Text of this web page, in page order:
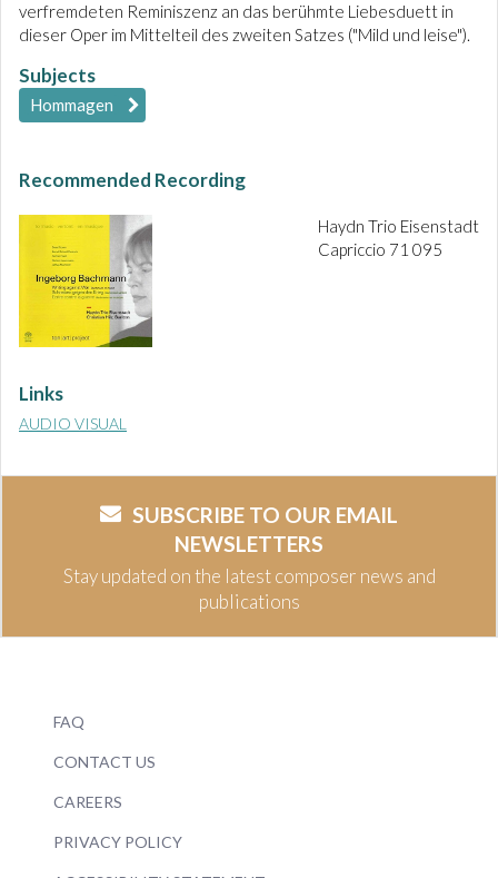
verfremdeten Reminiszenz an das berühmte Liebesduett in
dieser Oper im Mittelteil des zweiten Satzes ("Mild und leise").
Subjects
Hommagen
Recommended Recording
Haydn Trio Eisenstadt
Capriccio 71 095
Links
AUDIO VISUAL
SUBSCRIBE TO OUR EMAIL
NEWSLETTERS
Stay updated on the latest composer news and
publications
FAQ
CONTACT US
CAREERS
PRIVACY POLICY